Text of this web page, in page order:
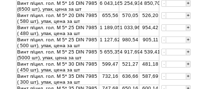
Винт п/цил. гол. М 5* 16 DIN 7985
(6500 шт), упак, цена за шт
6 043,165 254,934 850,70 - +
Винт п/цил. гол. М 5* 20 DIN 7985
( 580 шт), упак, цена за шт
655,56 570,05 526,20 - +
Винт п/цил. гол. М 5* 25 DIN 7985
( 480 шт), упак, цена за шт
1 189,051 033,96 954,42 - +
Винт п/цил. гол. М 5* 25 DIN 7985
( 500 шт), упак, цена за шт
1 127,62 980,54 905,11 - +
Винт п/цил. гол. М 5* 25 DIN 7985
(5000 шт), упак, цена за шт
5 655,354 917,694 539,41 - +
Винт п/цил. гол. М 5* 30 DIN 7985
( 450 шт), упак, цена за шт
599,47 521,27 481,18 - +
Винт п/цил. гол. М 5* 35 DIN 7985
( 300 шт), упак, цена за шт
732,16 636,66 587,69 - +